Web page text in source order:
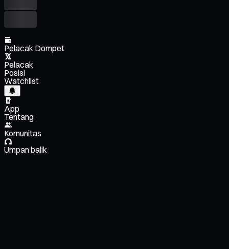
Pelacak Dompet
Pelacak
Posisi
Watchlist
App
Tentang
Komunitas
Umpan balik